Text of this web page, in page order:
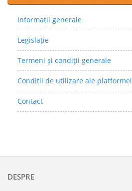
Informații generale
Legislaţie
Termeni şi condiţii generale
Condiții de utilizare ale platformei
Contact
DESPRE